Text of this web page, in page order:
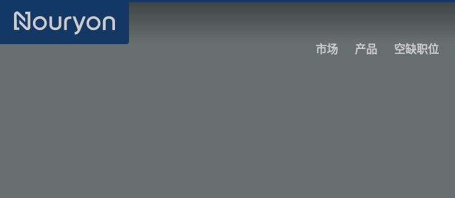
市场 产品 空缺职位